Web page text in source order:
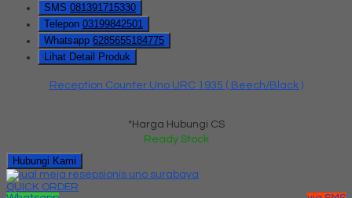
SMS 081391715330
Telepon 03199842501
Whatsapp 6285655184775
Lihat Detail Produk
Reception Counter Uno URC 1935 ( Beech/Black )
*Harga Hubungi CS
Ready Stock
Hubungi Kami
QUICK ORDER